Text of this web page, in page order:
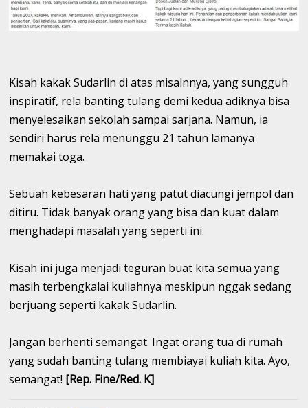
Kisah kakak Sudarlin di atas misalnnya, yang sungguh
inspiratif, rela banting tulang demi kedua adiknya bisa
menyelesaikan sekolah sampai sarjana. Namun, ia
sendiri harus rela menunggu 21 tahun lamanya
memakai toga.
Sebuah kebesaran hati yang patut diacungi jempol dan
ditiru. Tidak banyak orang yang bisa dan kuat dalam
menghadapi masalah yang seperti ini.
Kisah ini juga menjadi teguran buat kita semua yang
masih terbengkalai kuliahnya meskipun nggak sedang
berjuang seperti kakak Sudarlin.
Jangan berhenti semangat. Ingat orang tua di rumah
yang sudah banting tulang membiayai kuliah kita. Ayo,
semangat! [Rep. Fine/Red. K]